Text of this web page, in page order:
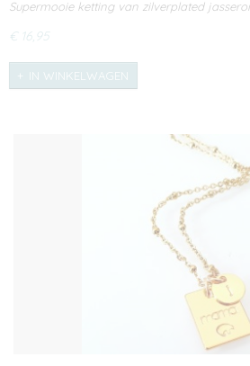
Supermooie ketting van zilverplated
€ 16,95
IN WINKELWAGEN